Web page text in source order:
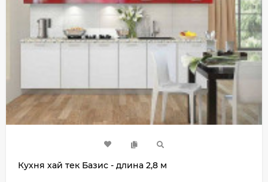
Кухня хай тек Базис - длина 2,8 м